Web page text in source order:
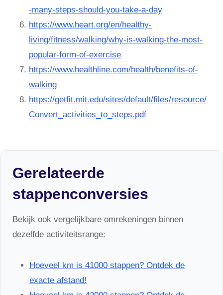
-many-steps-should-you-take-a-day
https://www.heart.org/en/healthy-
living/fitness/walking/why-is-walking-the-most-
popular-form-of-exercise
https://www.healthline.com/health/benefits-of-
walking
https://getfit.mit.edu/sites/default/files/resource/
Convert_activities_to_steps.pdf
Gerelateerde
stappenconversies
Bekijk ook vergelijkbare omrekeningen binnen
dezelfde activiteitsrange:
Hoeveel km is 41000 stappen? Ontdek de
exacte afstand!